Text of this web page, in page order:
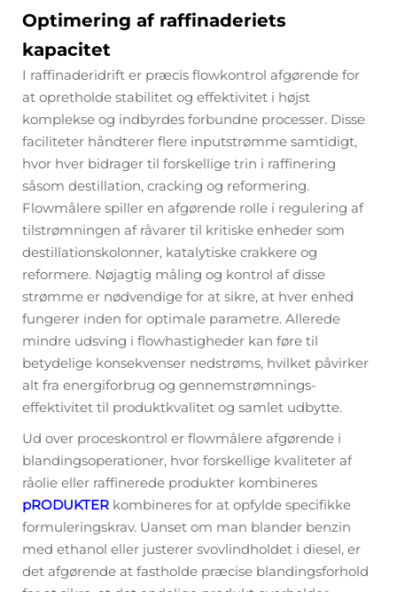
Optimering af raffinaderiets
kapacitet
I raffinaderidrift er præcis flowkontrol afgørende for
at opretholde stabilitet og effektivitet i højst
komplekse og indbyrdes forbundne processer. Disse
faciliteter håndterer flere inputstrømme samtidigt,
hvor hver bidrager til forskellige trin i raffinering
såsom destillation, cracking og reformering.
Flowmålere spiller en afgørende rolle i regulering af
tilstrømningen af råvarer til kritiske enheder som
destillationskolonner, katalytiske crakkere og
reformere. Nøjagtig måling og kontrol af disse
strømme er nødvendige for at sikre, at hver enhed
fungerer inden for optimale parametre. Allerede
mindre udsving i flowhastigheder kan føre til
betydelige konsekvenser nedstrøms, hvilket påvirker
alt fra energiforbrug og gennemstrømnings-
effektivitet til produktkvalitet og samlet udbytte.
Ud over proceskontrol er flowmålere afgørende i
blandingsoperationer, hvor forskellige kvaliteter af
råolie eller raffinerede produkter kombineres
pRODUKTER kombineres for at opfylde specifikke
formuleringskrav. Uanset om man blander benzin
med ethanol eller justerer svovlindholdet i diesel, er
det afgørende at fastholde præcise blandingsforhold